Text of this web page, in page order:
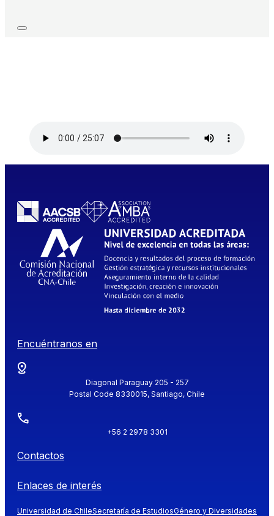
Encuéntranos en
Diagonal Paraguay 205 - 257
Postal Code 8330015, Santiago, Chile
+56 2 2978 3301
Contactos
Enlaces de interés
Universidad de ChileSecretaría de EstudiosGénero y Diversidades